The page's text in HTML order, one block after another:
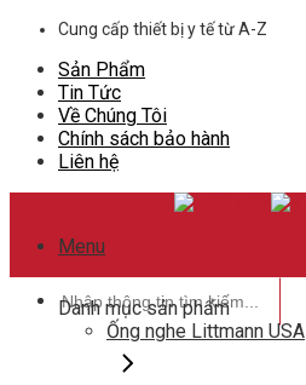
Skip
content
Cung cấp thiết bị y tế từ A-Z
Sản Phẩm
Tin Tức
Về Chúng Tôi
Chính sách bảo hành
Liên hệ
Menu
kiếm:
Danh mục sản phẩm
Ống nghe Littmann USA